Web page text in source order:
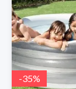
-35%